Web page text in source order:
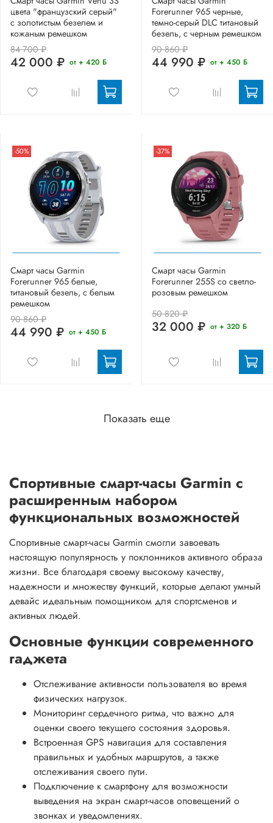
цвета "французский серый"
с золотистым безелем и
кожаным ремешком
84 700 ₽
42 000 ₽ от + 420 Б
Forerunner 965 черные,
темно-серый DLC титановый
безель, с черным ремешком
90 860 ₽
44 990 ₽ от + 450 Б
-50%
Смарт часы Garmin
Forerunner 965 белые,
титановый безель, с белым
ремешком
90 860 ₽
44 990 ₽ от + 450 Б
-37%
Смарт часы Garmin
Forerunner 255S со светло-
розовым ремешком
50 820 ₽
32 000 ₽ от + 320 Б
Показать еще
Спортивные смарт-часы Garmin с
расширенным набором
функциональных возможностей
Спортивные смарт-часы Garmin смогли завоевать
настоящую популярность у поклонников активного образа
жизни. Все благодаря своему высокому качеству,
надежности и множеству функций, которые делают умный
девайс идеальным помощником для спортсменов и
активных людей.
Основные функции современного
гаджета
Отслеживание активности пользователя во время
физических нагрузок.
Мониторинг сердечного ритма, что важно для
оценки своего текущего состояния здоровья.
Встроенная GPS навигация для составления
правильных и удобных маршрутов, а также
отслеживания своего пути.
Подключение к смартфону для возможности
выведения на экран смарт-часов оповещений о
звонках и уведомлениях.